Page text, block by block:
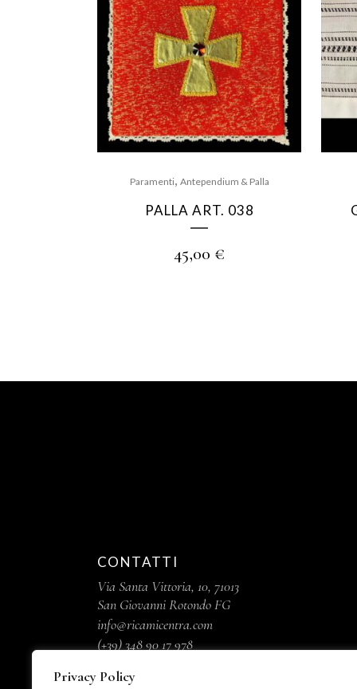
Privacy Policy
Paramenti, Antependium & Palla
PALLA ART. 038
45,00 €
CONTATTI
Via Santa Vittoria, 10, 71013
San Giovanni Rotondo FG
info@ricamicentra.com
(+39) 348 90 17 978